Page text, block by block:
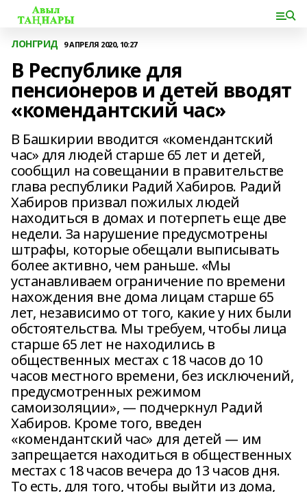
ЛОНГРИД 9 АПРЕЛЯ 2020, 10:27
В Республике для
пенсионеров и детей вводят
«комендантский час»
В Башкирии вводится «комендантский
час» для людей старше 65 лет и детей,
сообщил на совещании в правительстве
глава республики Радий Хабиров. Радий
Хабиров призвал пожилых людей
находиться в домах и потерпеть еще две
недели. За нарушение предусмотрены
штрафы, которые обещали выписывать
более активно, чем раньше. «Мы
устанавливаем ограничение по времени
нахождения вне дома лицам старше 65
лет, независимо от того, какие у них были
обстоятельства. Мы требуем, чтобы лица
старше 65 лет не находились в
общественных местах с 18 часов до 10
часов местного времени, без исключений,
предусмотренных режимом
самоизоляции», — подчеркнул Радий
Хабиров. Кроме того, введен
«комендантский час» для детей — им
запрещается находиться в общественных
местах с 18 часов вечера до 13 часов дня.
То есть, для того, чтобы выйти из дома,